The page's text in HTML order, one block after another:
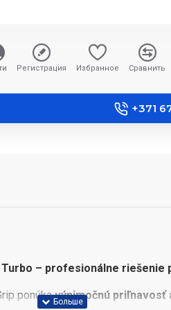
Регистрация Избранное Сравнить
+371
– profesionálne riešenie
ponúkavýnimočnú priľnavosť